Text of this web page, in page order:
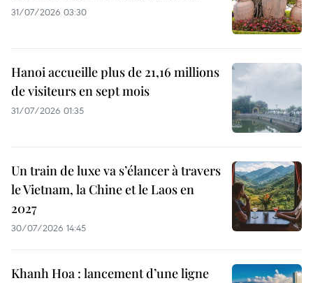
31/07/2026 03:30
Hanoi accueille plus de 21,16 millions
de visiteurs en sept mois ​
31/07/2026 01:35
Un train de luxe va s’élancer à travers
le Vietnam, la Chine et le Laos en
2027
30/07/2026 14:45
Khanh Hoa : lancement d’une ligne